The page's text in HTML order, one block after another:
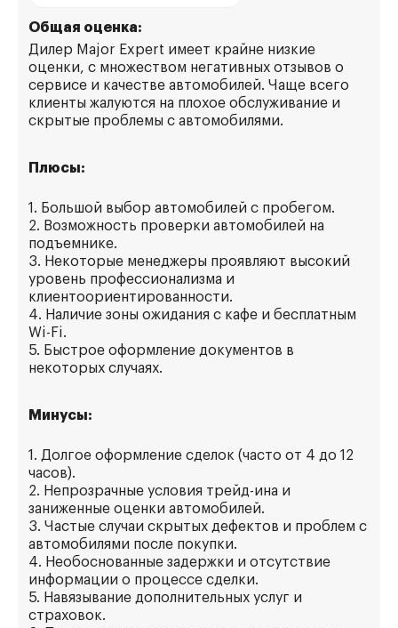
Общая оценка:
Дилер Major Expert имеет крайне низкие
оценки, с множеством негативных отзывов о
сервисе и качестве автомобилей. Чаще всего
клиенты жалуются на плохое обслуживание и
скрытые проблемы с автомобилями.
Плюсы:
1. Большой выбор автомобилей с пробегом.
2. Возможность проверки автомобилей на
подъемнике.
3. Некоторые менеджеры проявляют высокий
уровень профессионализма и
клиентоориентированности.
4. Наличие зоны ожидания с кафе и бесплатным
Wi-Fi.
5. Быстрое оформление документов в
некоторых случаях.
Минусы:
1. Долгое оформление сделок (часто от 4 до 12
часов).
2. Непрозрачные условия трейд-ина и
заниженные оценки автомобилей.
3. Частые случаи скрытых дефектов и проблем с
автомобилями после покупки.
4. Необоснованные задержки и отсутствие
информации о процессе сделки.
5. Навязывание дополнительных услуг и
страховок.